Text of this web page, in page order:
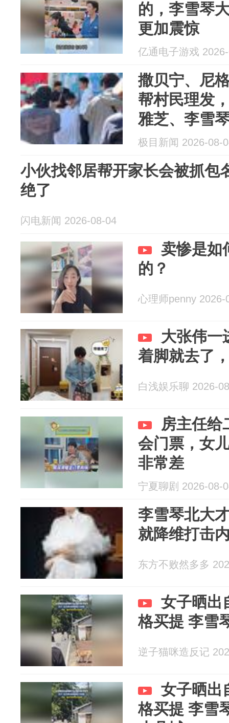
的，李雪琴
更加震惊
亿通电子游戏
撒贝宁、尼
帮村民理发
雅芝、李雪
目录制内容
极目新闻 2026-08-
小伙找邻居帮开家长会被抓包
绝了
闪电新闻 2026-08-04
卖惨是如
的？
心理师penny 2026-
大张伟一
着脚就去了
白浅娱乐聊 2026-
房主任给
会门票，女
非常差
宁夏聊剧 2026-08-
李雪琴北大
就降维打击
东方不败然多多
女子晒出
格买提 李雪
逆子猫咪造反记
女子晒出
格买提 李雪